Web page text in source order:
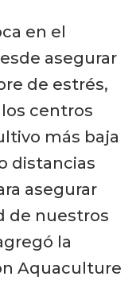
en el
asegurar
de estrés,
centros
más baja
distancias
asegurar
de nuestros
la
Aquaculture